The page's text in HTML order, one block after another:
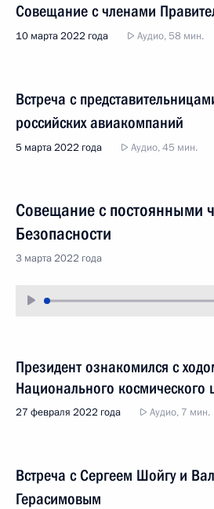
Совещание с членами
10 марта 2022 года Аудио, 58 мин.
Встреча с
российских авиакомпаний
5 марта 2022 года Аудио, 45 мин.
Совещание с постоянными
Безопасности
3 марта 2022 года
Президент ознакомился с
Национального космического
27 февраля 2022 года Аудио, 7 мин.
Встреча с Сергеем Шойгу и
Герасимовым